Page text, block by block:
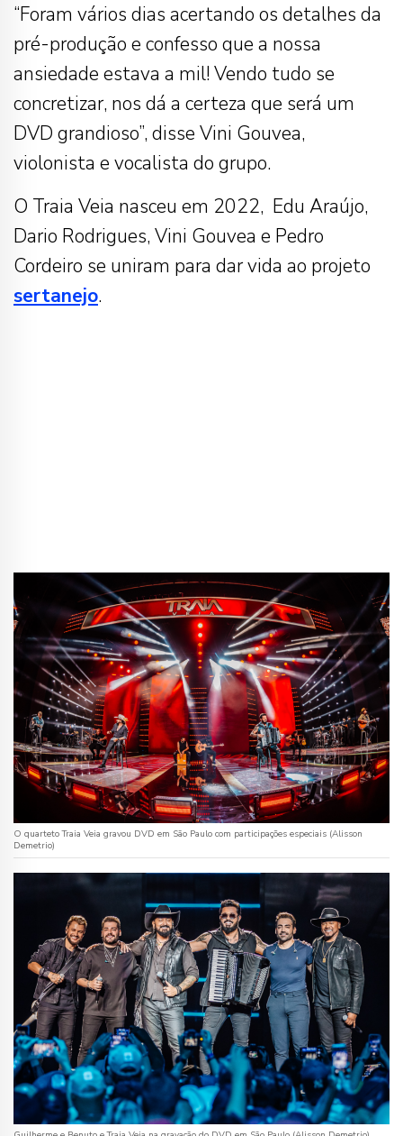
“Foram vários dias acertando os detalhes da
pré-produção e confesso que a nossa
ansiedade estava a mil! Vendo tudo se
concretizar, nos dá a certeza que será um
DVD grandioso”, disse Vini Gouvea,
violonista e vocalista do grupo.
O Traia Veia nasceu em 2022, Edu Araújo,
Dario Rodrigues, Vini Gouvea e Pedro
Cordeiro se uniram para dar vida ao projeto
sertanejo.
O quarteto Traia Veia gravou DVD em São Paulo com participações especiais (Alisson
Demetrio)